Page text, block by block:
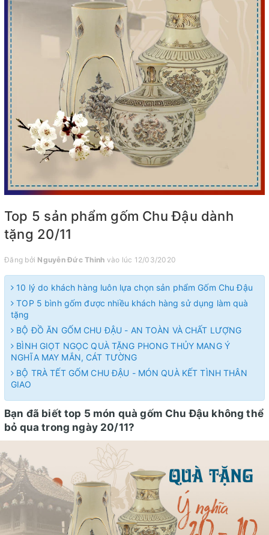
Top 5 sản phẩm gốm Chu Đậu dành
tặng 20/11
Đăng bởi Nguyễn Đức Thinh vào lúc 12/03/2020
10 lý do khách hàng luôn lựa chọn sản phẩm Gốm Chu Đậu
TOP 5 bình gốm được nhiều khách hàng sử dụng làm quà
tặng
BỘ ĐỒ ĂN GỐM CHU ĐẬU - AN TOÀN VÀ CHẤT LƯỢNG
BÌNH GIỌT NGỌC QUÀ TẶNG PHONG THỦY MANG Ý
NGHĨA MAY MẮN, CÁT TƯỜNG
BỘ TRÀ TẾT GỐM CHU ĐẬU - MÓN QUÀ KẾT TÌNH THÂN
GIAO
Bạn đã biết top 5 món quà gốm Chu Đậu không thể
bỏ qua trong ngày 20/11?